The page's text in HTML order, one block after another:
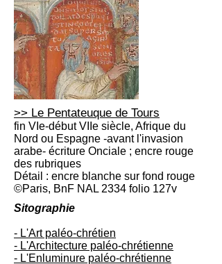
>> Le Pentateuque de Tours
fin VIe-début VIIe siècle, Afrique du
Nord ou Espagne -avant l'invasion
arabe- écriture Onciale ; encre rouge
des rubriques
Détail : encre blanche sur fond rouge
©Paris, BnF NAL 2334 folio 127v
Sitographie
- L'Art paléo-chrétien
- L'Architecture paléo-chrétienne
- L'Enluminure paléo-chrétienne